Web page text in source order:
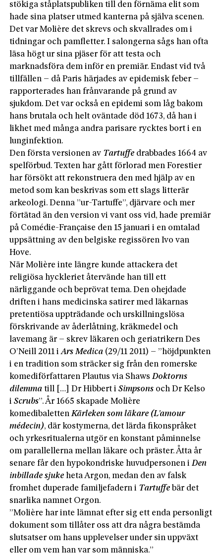
stökiga ståplatspubliken till den förnäma elit som
hade sina platser utmed kanterna på själva scenen.
Det var Molière det skrevs och skvallrades om i
tidningar och pamfletter. I salongerna sågs han ofta
läsa högt ur sina pjäser för att testa och
marknadsföra dem inför en premiär. Endast vid två
tillfällen – då Paris härjades av epidemisk feber –
rapporterades han frånvarande på grund av
sjukdom. Det var också en epidemi som låg bakom
hans brutala och helt oväntade död 1673, då han i
likhet med många andra parisare rycktes bort i en
lunginfektion.
Den första versionen av Tartuffe drabbades 1664 av
spelförbud. Texten har gått förlorad men Forestier
har försökt att rekonstrue­ra den med hjälp av en
metod som kan beskrivas som ett slags litterär
arkeologi. Denna ”ur-Tartuffe”, djärvare och mer
förtätad än den version vi vant oss vid, hade premiär
på Comédie-Française den 15 januari i en omtalad
uppsättning av den belgiske regissören Ivo van
Hove.
När Molière inte längre kunde attackera det
religiösa hyckleriet återvände han till ett
närliggande och beprövat tema. Den ohejdade
driften i hans medicinska satirer med läkarnas
pretentiösa uppträdande och urskillningslösa
förskrivande av åderlåtning, kräkmedel och
lavemang är – skrev läkaren och geriatrikern Des
O’Neill 2011 iArs Medica (29/11 2011) – ”höjdpunkten
i en tradition som sträcker sig från den romerske
komediförfattaren Plautus via ShawsDoktorns
dilemma till […] Dr Hibbert iSimpsons och Dr Kelso
iScrubs”. År 1665 skapade Molière
komedibalettenKärleken som läkare (L’amour
médecin), där kostymerna, det lärda fikonspråket
och yrkesritualerna utgör en konstant påminnelse
om parallellerna mellan läkare och präster. Åtta år
senare får den hypokondriske huvudpersonen iDen
inbillade sjuke heta Argon, medan den av falsk
fromhet duperade familjefadern i Tartuffe bär det
snarlika namnet Orgon.
”Molière har inte lämnat efter sig ett enda personligt
dokument som tillåter oss att dra några bestämda
slutsatser om hans upplevelser under sin uppväxt
eller om vem han var som människa.”